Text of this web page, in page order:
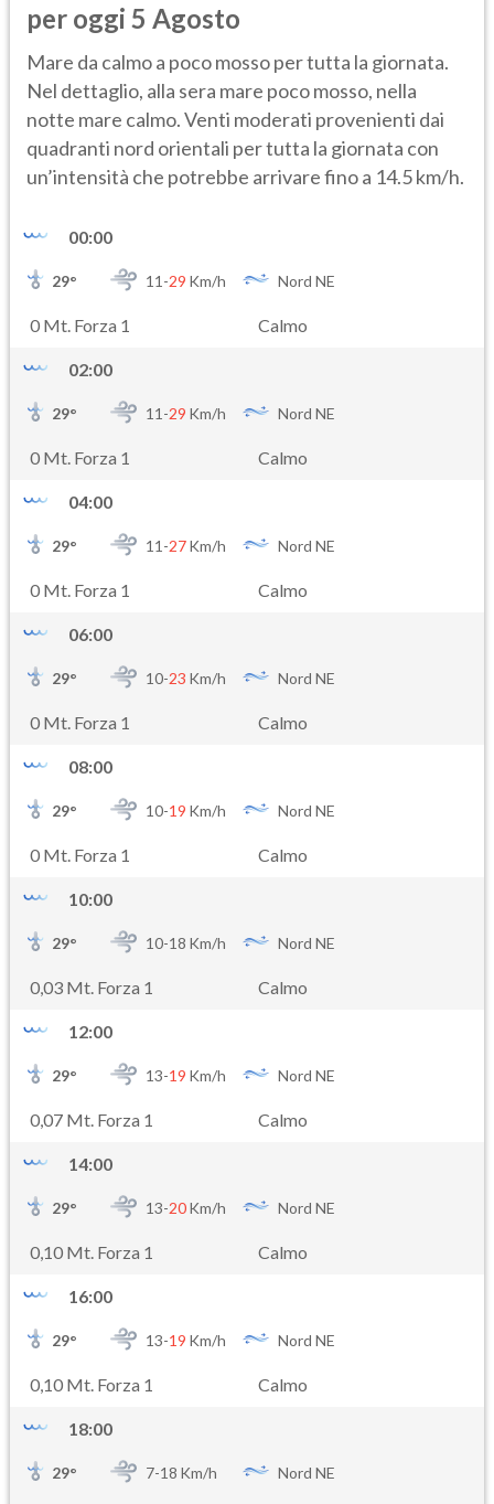
per oggi 5 Agosto
Mare da calmo a poco mosso per tutta la giornata.
Nel dettaglio, alla sera mare poco mosso, nella
notte mare calmo. Venti moderati provenienti dai
quadranti nord orientali per tutta la giornata con
un’intensità che potrebbe arrivare fino a 14.5 km/h.
00:00
29° 11-29 Km/h Nord NE
0 Mt. Forza 1 Calmo
02:00
29° 11-29 Km/h Nord NE
0 Mt. Forza 1 Calmo
04:00
29° 11-27Km/h Nord NE
0 Mt. Forza 1 Calmo
06:00
29° 10-23 Km/h Nord NE
0 Mt. Forza 1 Calmo
08:00
29° 10-19 Km/h Nord NE
0 Mt. Forza 1 Calmo
10:00
29° 10-18 Km/h Nord NE
0,03 Mt. Forza 1 Calmo
12:00
29° 13-19 Km/h Nord NE
0,07 Mt. Forza 1 Calmo
14:00
29° 13-20Km/h Nord NE
0,10 Mt. Forza 1 Calmo
16:00
29° 13-19 Km/h Nord NE
0,10 Mt. Forza 1 Calmo
18:00
29° 7-18 Km/h Nord NE